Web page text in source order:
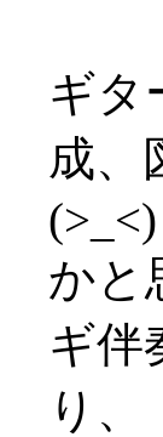
ギタ
成、
(>_<)
かと
ギ伴
り、